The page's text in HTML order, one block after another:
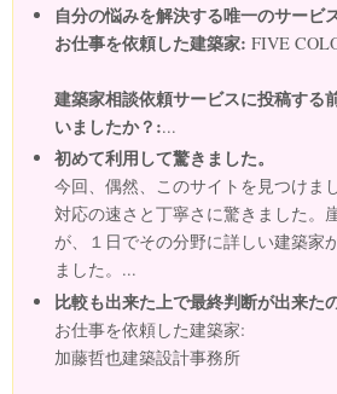
自分の悩みを解決する唯一のサービ
お仕事を依頼した建築家: FIVE
建築家相談依頼サービスに投稿する
いましたか？:...
初めて利用して驚きました。
今回、偶然、このサイトを見つけま
対応の速さと丁寧さに驚きました。
が、１日でその分野に詳しい建築家
ました。...
比較も出来た上で最終判断が出来た
お仕事を依頼した建築家:
加藤哲也建築設計事務所